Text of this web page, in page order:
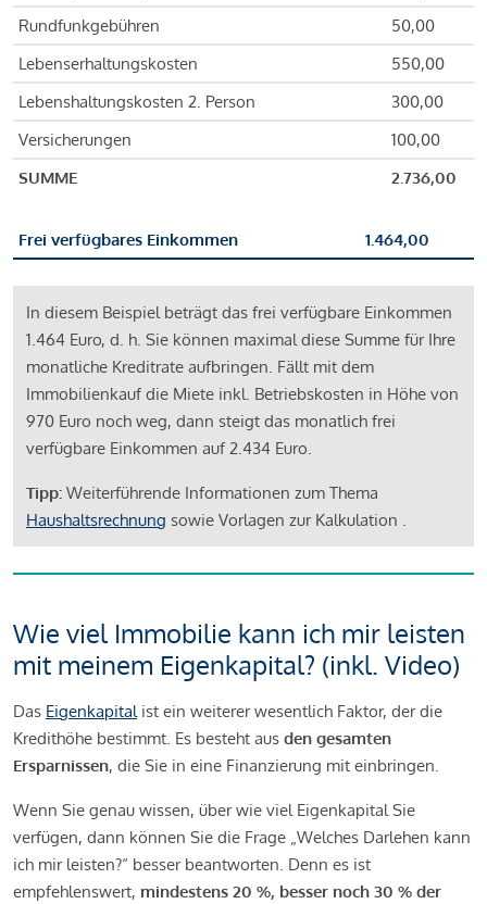
Rundfunkgebühren
50,00
Lebenserhaltungskosten
550,00
Lebenshaltungskosten 2. Person
300,00
Versicherungen
100,00
SUMME
2.736,00
Frei verfügbares Einkommen 1.464,00
In diesem Beispiel beträgt das frei verfügbare Einkommen
1.464 Euro, d. h. Sie können maximal diese Summe für Ihre
monatliche Kreditrate aufbringen. Fällt mit dem
Immobilienkauf die Miete inkl. Betriebskosten in Höhe von
970 Euro noch weg, dann steigt das monatlich frei
verfügbare Einkommen auf 2.434 Euro.
Tipp: Weiterführende Informationen zum Thema
Haushaltsrechnung sowie Vorlagen zur Kalkulation .
Wie viel Immobilie kann ich mir leisten
mit meinem Eigenkapital? (inkl. Video)
Das Eigenkapitalist ein weiterer wesentlich Faktor, der die
Kredithöhe bestimmt. Es besteht aus den gesamten
Ersparnissen, die Sie in eine Finanzierung mit einbringen.
Wenn Sie genau wissen, über wie viel Eigenkapital Sie
verfügen, dann können Sie die Frage „Welches Darlehen kann
ich mir leisten?“ besser beantworten. Denn es ist
empfehlenswert, mindestens 20 %, besser noch 30 % der